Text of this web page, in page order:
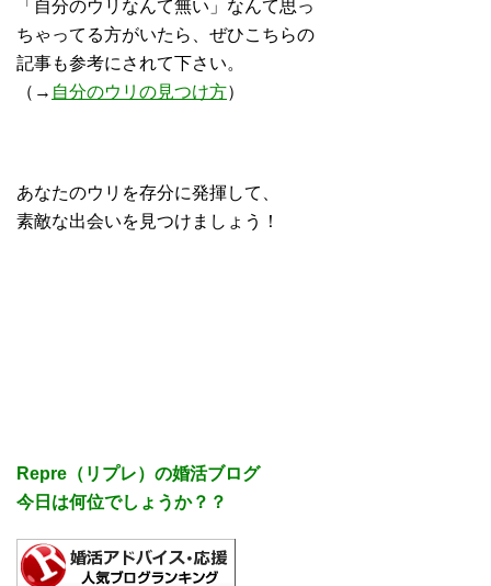
「自分のウリなんて無い」なんて思っ
ちゃってる方がいたら、ぜひこちらの
記事も参考にされて下さい。
（→ 自分のウリの見つけ方）
あなたのウリを存分に発揮して、
素敵な出会いを見つけましょう！
Repre（リプレ）の婚活ブログ
今日は何位でしょうか？？